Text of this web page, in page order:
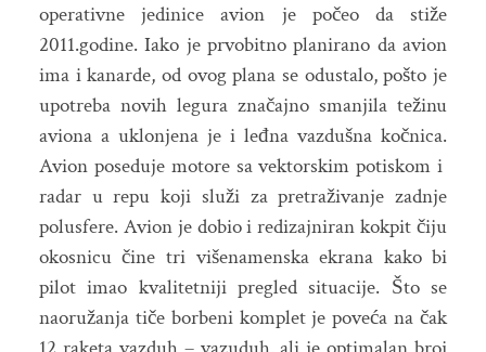
operativne jedinice avion je počeo da stiže
2011.godine. Iako je prvobitno planirano da avion
ima i kanarde, od ovog plana se odustalo, pošto je
upotreba novih legura značajno smanjila težinu
aviona a uklonjena je i leđna vazdušna kočnica.
Avion poseduje motore sa vektorskim potiskom i
radar u repu koji služi za pretraživanje zadnje
polusfere. Avion je dobio i redizajniran kokpit čiju
okosnicu čine tri višenamenska ekrana kako bi
pilot imao kvalitetniji pregled situacije. Što se
naoružanja tiče borbeni komplet je poveća na čak